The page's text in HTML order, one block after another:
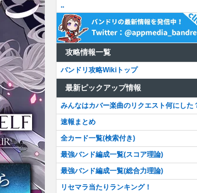
..
攻略情報一覧
バンドリ攻略Wikiトップ
最新ピックアップ情報
みんなはカバー楽曲のリクエスト何にした
速報まとめ
全カード一覧(検索付き)
最強バンド編成一覧(スコア理論)
最強バンド編成一覧(総合力理論)
リセマラ当たりランキング！